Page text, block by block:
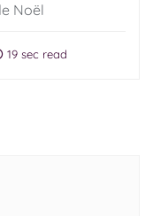
Noël
19 sec read